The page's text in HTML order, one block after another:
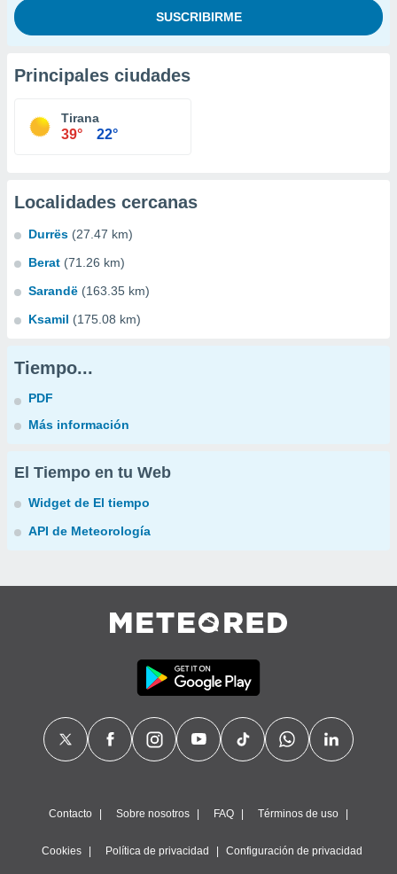
Principales ciudades
Tirana
39° 22°
Localidades cercanas
Durrës (27.47 km)
Berat (71.26 km)
Sarandë (163.35 km)
Ksamil (175.08 km)
Tiempo...
PDF
Más información
El Tiempo en tu Web
Widget de El tiempo
API de Meteorología
Contacto Sobre nosotros FAQ Términos de uso
Cookies Política de privacidad Configuración de privacidad